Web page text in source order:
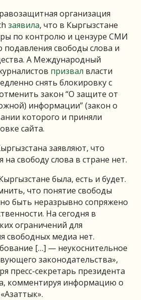
организация
заявила, что в Кыргызстане
по контролю и цензуре СМИ
подавления свободы слова и
А Международный
призвал власти
снять блокировку с
закон “О защите от
информации” (закон о
которого и приняли
сайта.
заявляют, что
на свободу слова в стране нет.
была, есть и будет.
что понятие свободы
быть неразрывно сопряжено
На сегодня в
ограничений для
свободных медиа нет.
[…] — неукоснительное
законодательства»,
пресс-секретарь президента
комментируя информацию о